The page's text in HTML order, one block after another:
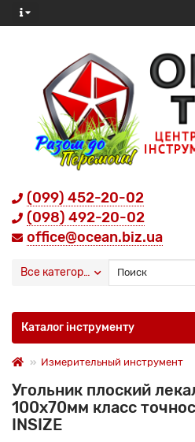
(099) 452-20-02
(098) 492-20-02
office@ocean.biz.ua
Все категории
Каталог інструменту
Измерительный инструмент
Угольник плоский
100х70мм класс
INSIZE